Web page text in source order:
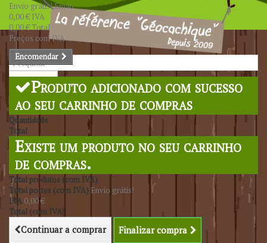
Pesquisar
Envio grátis!Envio
0,00 € IVA
0,00 €Total
Preços com IVA
Encomendar
Produto adicionado com sucesso
ao seu carrinho de compras
Quantidade
Total
Existe um produto no seu carrinho
de compras.
Total produtos (com IVA)
Total portes (com IVA) Envio grátis!
IVA 0,00 €
Total (com IVA)
Continuar a comprar Finalizar compra